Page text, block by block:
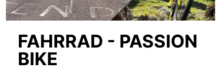
FAHRRAD - PASSION
BIKE